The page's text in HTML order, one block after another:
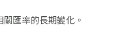
匯率的長期變化。